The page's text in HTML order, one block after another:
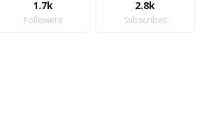
1.7k
Followers
2.8k
Subscribes